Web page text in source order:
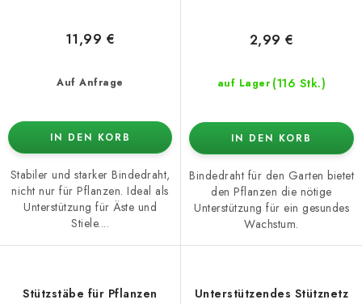
Auf Anfrage
11,99 €
IN DEN KORB
Stabiler und starker Bindedraht,
nicht nur für Pflanzen. Ideal als
Unterstützung für Äste und
Stiele....
auf Lager (116 Stk.)
2,99 €
IN DEN KORB
Bindedraht für den Garten bietet
den Pflanzen die nötige
Unterstützung für ein gesundes
Wachstum.
Stützstäbe für Pflanzen
Unterstützendes Stütznetz